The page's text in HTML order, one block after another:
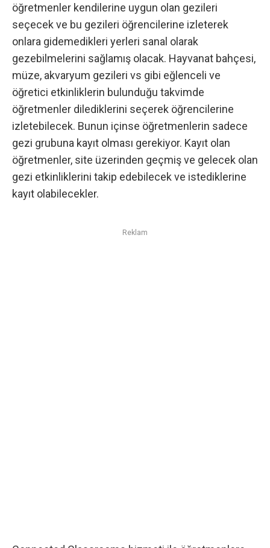
öğretmenler kendilerine uygun olan gezileri
seçecek ve bu gezileri öğrencilerine izleterek
onlara gidemedikleri yerleri sanal olarak
gezebilmelerini sağlamış olacak. Hayvanat bahçesi,
müze, akvaryum gezileri vs gibi eğlenceli ve
öğretici etkinliklerin bulunduğu takvimde
öğretmenler dilediklerini seçerek öğrencilerine
izletebilecek. Bunun içinse öğretmenlerin sadece
gezi grubuna kayıt olması gerekiyor. Kayıt olan
öğretmenler, site üzerinden geçmiş ve gelecek olan
gezi etkinliklerini takip edebilecek ve istediklerine
kayıt olabilecekler.
Reklam